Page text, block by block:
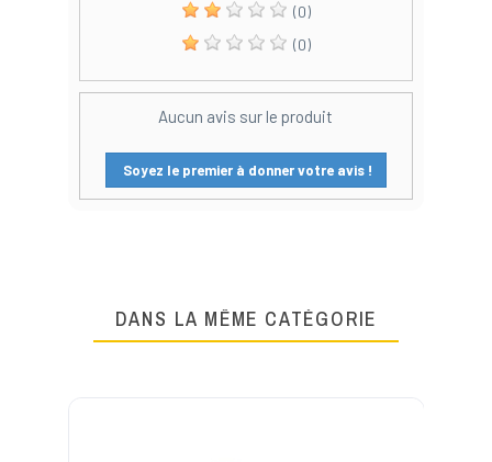
(0)
(0)
Aucun avis sur le produit
Soyez le premier à donner votre avis !
DANS LA MÊME CATÉGORIE